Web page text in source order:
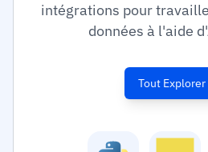
intégrations pour
données à l'aide
Tout Explorer